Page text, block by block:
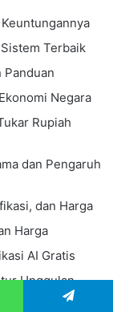
Terbaik
Panduan
Negara
Rupiah
dan Pengaruh
dan Harga
Harga
AI Gratis
Unggulan